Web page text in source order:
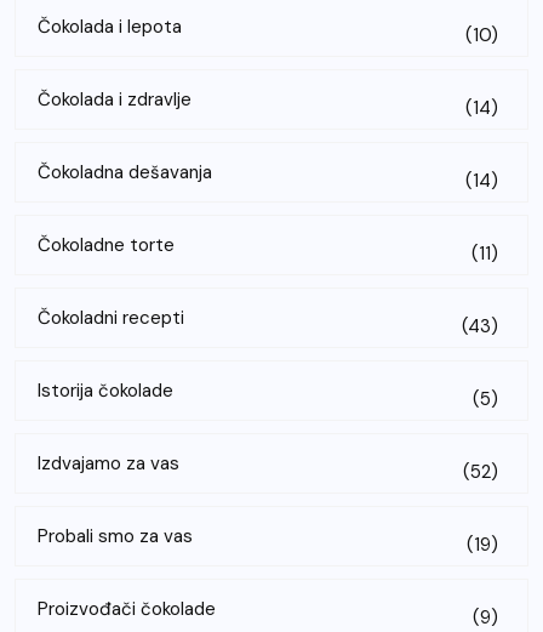
Čokolada i lepota (10)
Čokolada i zdravlje (14)
Čokoladna dešavanja (14)
Čokoladne torte (11)
Čokoladni recepti (43)
Istorija čokolade (5)
Izdvajamo za vas (52)
Probali smo za vas (19)
Proizvođači čokolade (9)